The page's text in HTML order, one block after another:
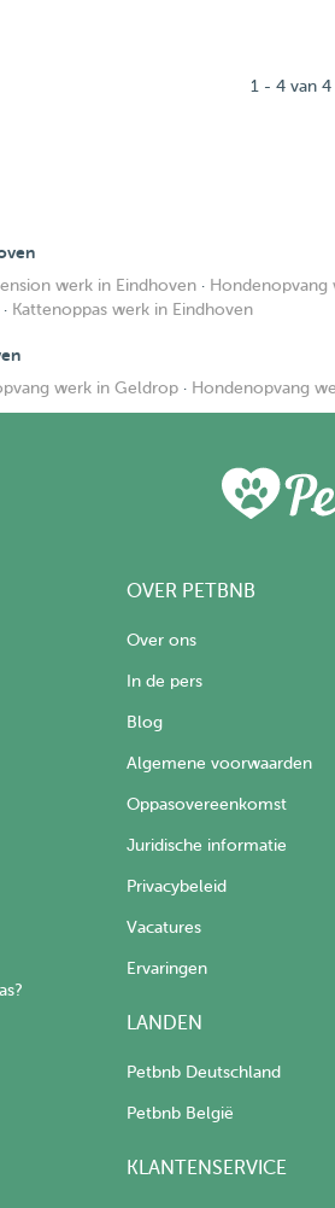
1 - 4 van
werk in Eindhoven · Hondenopvang
· Kattenoppas werk in Eindhoven
werk in Geldrop · Hondenopvang
OVER PETBNB
Over ons
In de pers
Blog
Algemene voorwaarden
Oppasovereenkomst
Juridische informatie
Privacybeleid
Vacatures
Ervaringen
LANDEN
Petbnb Deutschland
Petbnb België
KLANTENSERVICE